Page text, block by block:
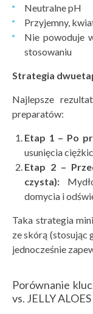
Neutralne pH
Przyjemny,
Nie powoduje
stosowaniu
Strategia
Najlepsze
preparatów:
Etap 1 – Po
usunięcia
Etap 2 –
czysta):
domycia i
Taka strategia
ze skórą (stosując
jednocześnie
Porównanie
vs. JELLY